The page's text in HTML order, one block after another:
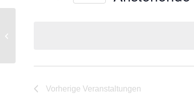
Vorherige Veranstaltungen